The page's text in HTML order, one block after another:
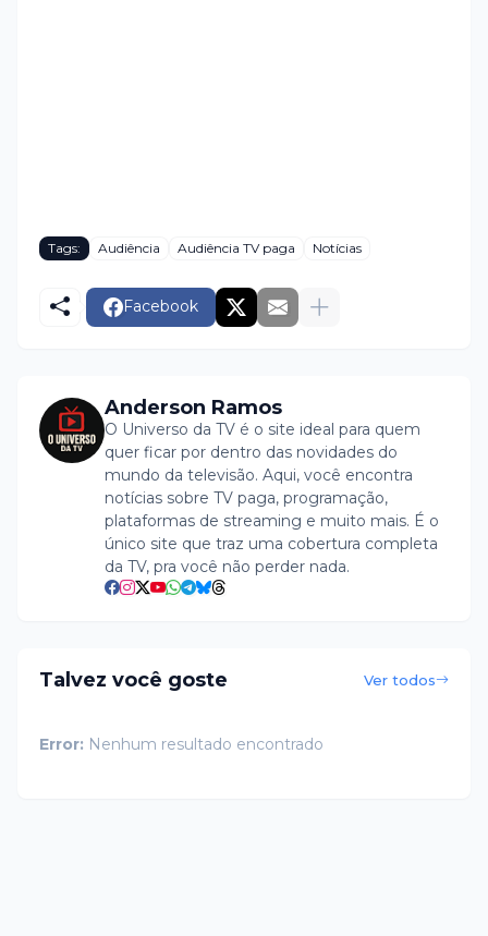
Tags: Audiência Audiência TV paga Notícias
Facebook
Anderson Ramos
O Universo da TV é o site ideal para quem
quer ficar por dentro das novidades do
mundo da televisão. Aqui, você encontra
notícias sobre TV paga, programação,
plataformas de streaming e muito mais. É o
único site que traz uma cobertura completa
da TV, pra você não perder nada.
Talvez você goste Ver todos
Error: Nenhum resultado encontrado